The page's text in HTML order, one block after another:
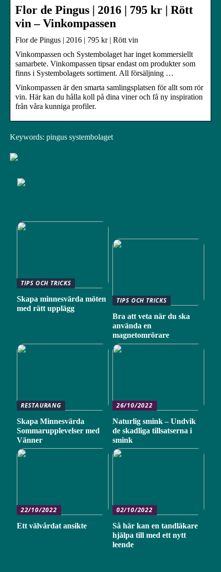
Flor de Pingus | 2016 | 795 kr | Rött
vin – Vinkompassen
Flor de Pingus | 2016 | 795 kr | Rött vin
Vinkompassen och Systembolaget har inget kommersiellt
samarbete. Vinkompassen tipsar endast om produkter som
finns i Systembolagets sortiment. All försäljning …
Vinkompassen är den smarta samlingsplatsen för allt som rör
vin. Här kan du hålla koll på dina viner och få ny inspiration
från våra kunniga profiler.
Keywords: pingus systembolaget
TIPS OCH TRICKS
Skapa minnesvärda möten
med rätt upplägg
TIPS OCH TRICKS
Bra att veta när du ska
använda en
magnetomrörare
RESTAURANG
Skapa Minnesvärda
Sommarupplevelser med
Vänner
26/10/2022
Naturlig smink – Undvik
de skadliga tillsatserna i
smink
22/10/2022
Ett välvårdat ansikte
02/10/2022
Så här kan en tandläkare
hjälpa till med ett nytt
leende